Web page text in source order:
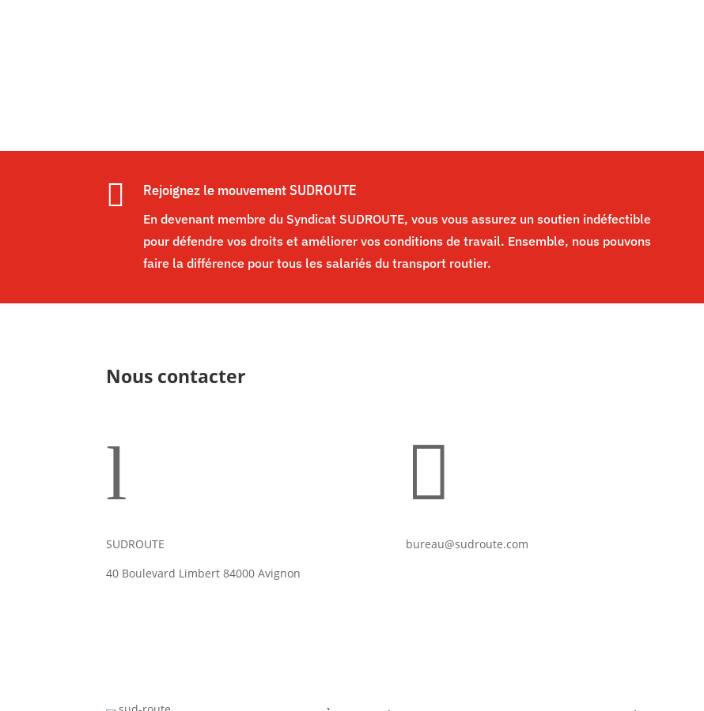
 Rejoignez le mouvement SUDROUTE
En devenant membre du Syndicat SUDROUTE, vous vous assurez un soutien indéfectible
pour défendre vos droits et améliorer vos conditions de travail. Ensemble, nous pouvons
faire la différence pour tous les salariés du transport routier.
Nous contacter
l
SUDROUTE
40 Boulevard Limbert 84000 Avignon

bureau@sudroute.com